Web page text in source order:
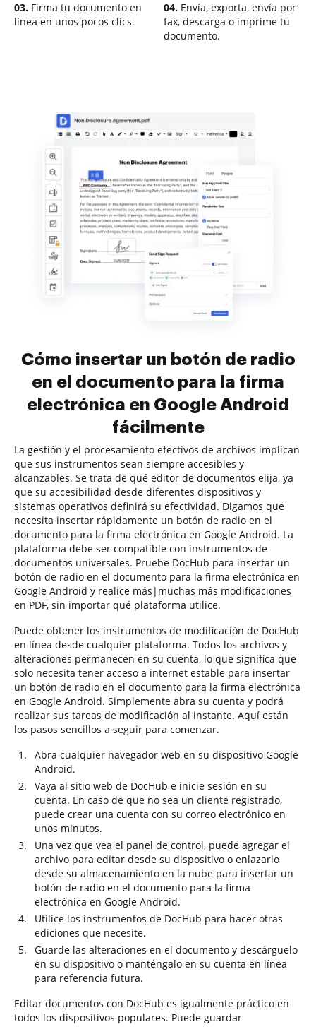
03. Firma tu documento en
línea en unos pocos clics.
04. Envía, exporta, envía por
fax, descarga o imprime tu
documento.
Cómo insertar un botón de radio
en el documento para la firma
electrónica en Google Android
fácilmente
La gestión y el procesamiento efectivos de archivos implican
que sus instrumentos sean siempre accesibles y
alcanzables. Se trata de qué editor de documentos elija, ya
que su accesibilidad desde diferentes dispositivos y
sistemas operativos definirá su efectividad. Digamos que
necesita insertar rápidamente un botón de radio en el
documento para la firma electrónica en Google Android. La
plataforma debe ser compatible con instrumentos de
documentos universales. Pruebe DocHub para insertar un
botón de radio en el documento para la firma electrónica en
Google Android y realice más|muchas más modificaciones
en PDF, sin importar qué plataforma utilice.
Puede obtener los instrumentos de modificación de DocHub
en línea desde cualquier plataforma. Todos los archivos y
alteraciones permanecen en su cuenta, lo que significa que
solo necesita tener acceso a internet estable para insertar
un botón de radio en el documento para la firma electrónica
en Google Android. Simplemente abra su cuenta y podrá
realizar sus tareas de modificación al instante. Aquí están
los pasos sencillos a seguir para comenzar.
Abra cualquier navegador web en su dispositivo Google
Android.
Vaya al sitio web de DocHub e inicie sesión en su
cuenta. En caso de que no sea un cliente registrado,
puede crear una cuenta con su correo electrónico en
unos minutos.
Una vez que vea el panel de control, puede agregar el
archivo para editar desde su dispositivo o enlazarlo
desde su almacenamiento en la nube para insertar un
botón de radio en el documento para la firma
electrónica en Google Android.
Utilice los instrumentos de DocHub para hacer otras
ediciones que necesite.
Guarde las alteraciones en el documento y descárguelo
en su dispositivo o manténgalo en su cuenta en línea
para referencia futura.
Editar documentos con DocHub es igualmente práctico en
todos los dispositivos populares. Puede guardar